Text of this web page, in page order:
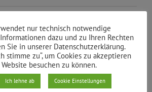
Gewaltschutz von
in
wie Frauenhäusern
nur technisch notwendige
dazu und zu Ihren Rechten
Sie in unserer Datenschutzerklärung.
stimme zu“, um Cookies zu akzeptieren
besuchen zu können.
Ich lehne ab Cookie Einstellungen